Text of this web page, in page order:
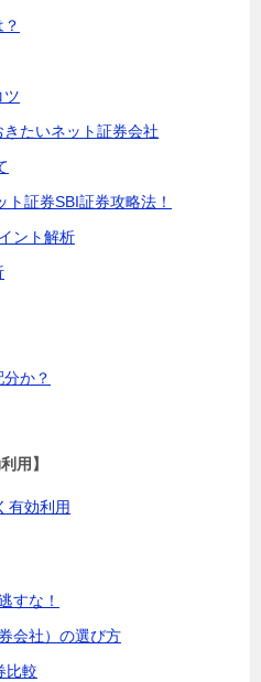
ツ
たいネット証券会社
証券SBI証券攻略法！
ント解析
か？
用】
有効利用
すな！
会社）の選び方
比較